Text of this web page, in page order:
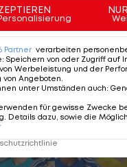
27-Jährige. Der
war überraschend
er 2012 und 2014
Partner verarbeiten
: Speichern von oder Zugriff auf
Werbeleistung und der
von Angeboten
unter Umständen auch:
für gewisse Zwecke
Details dazu, sowie die